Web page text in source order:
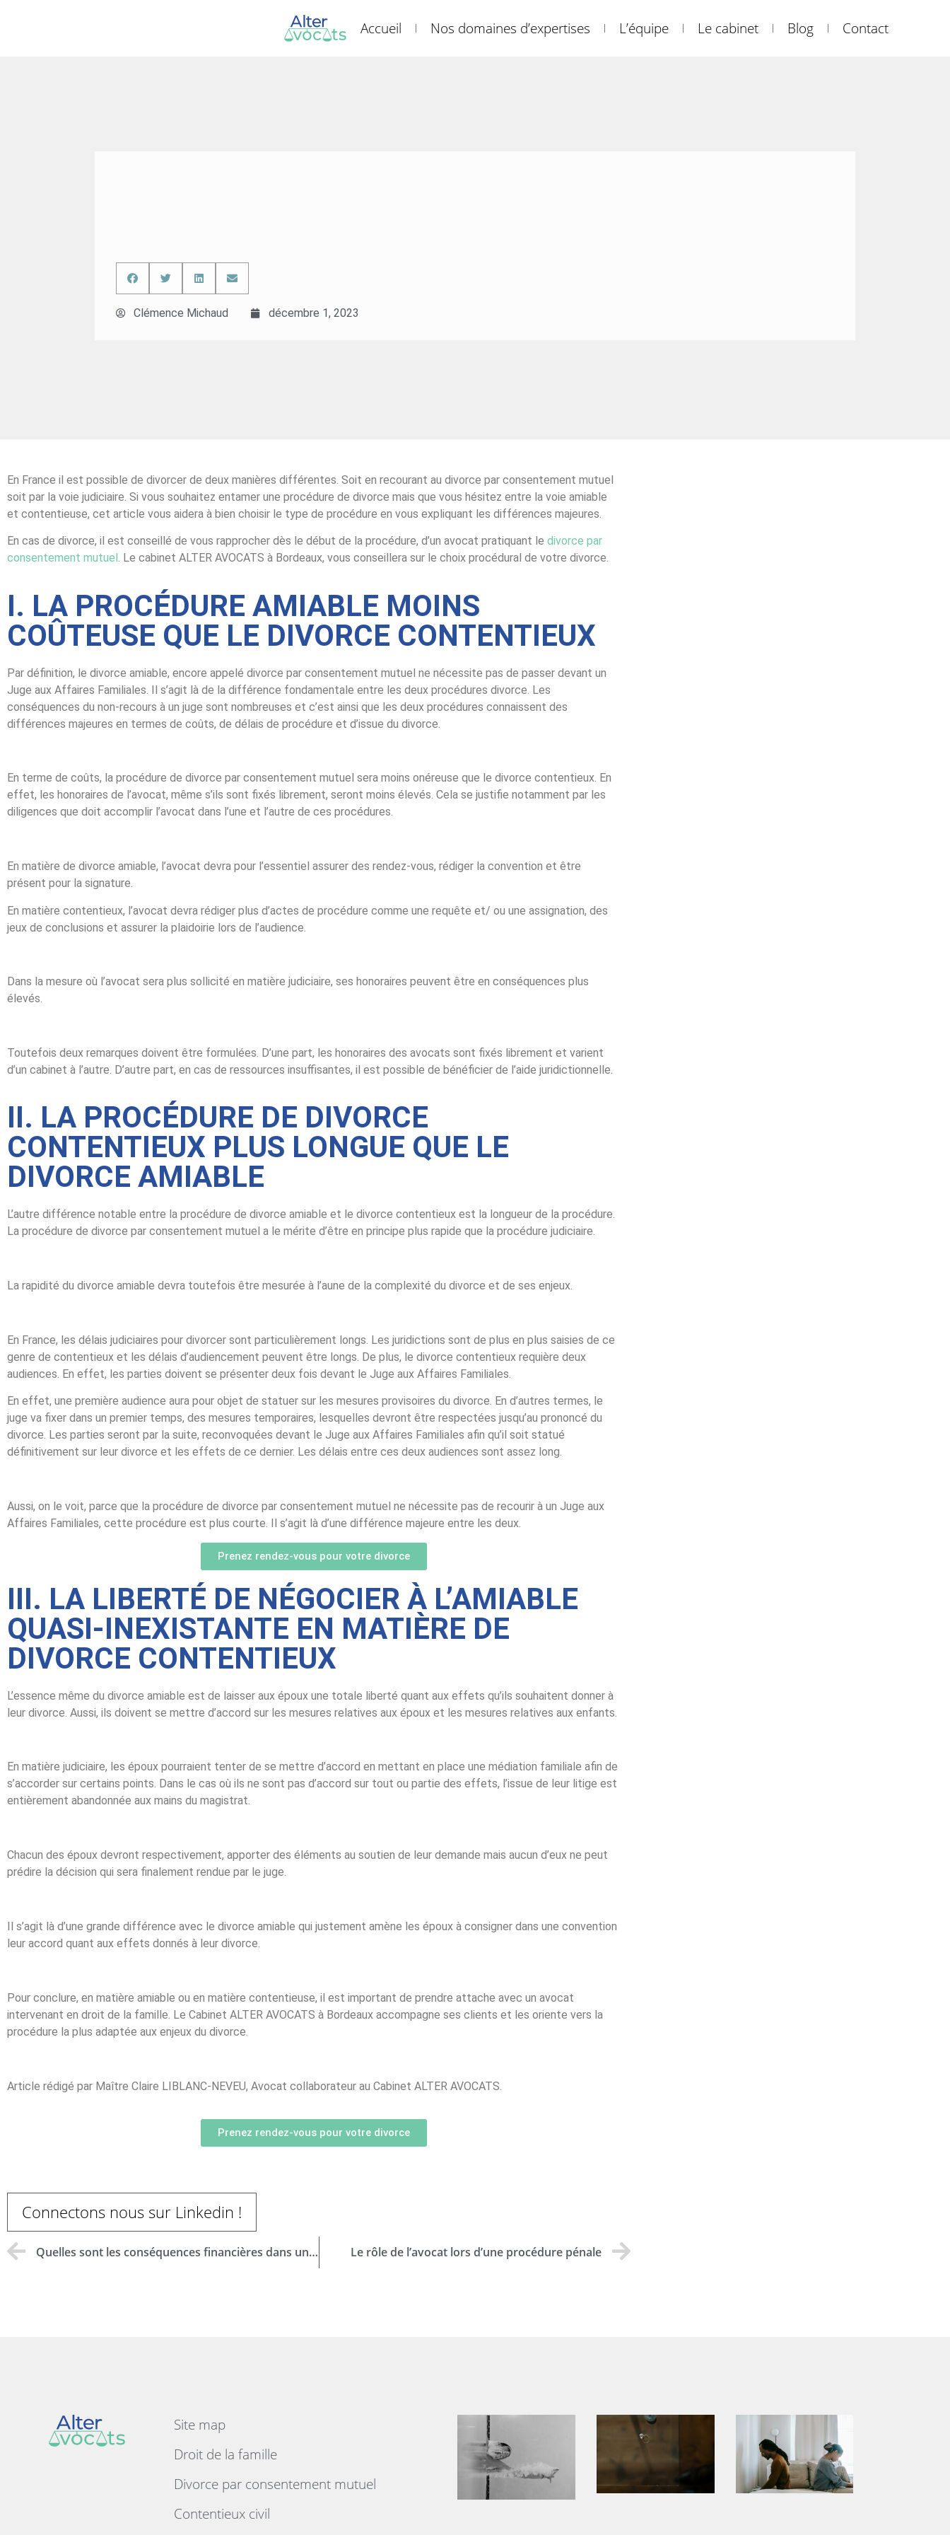
Accueil Nos domaines d’expertises L’équipe Le cabinet Blog Contact
Clémence Michaud décembre 1, 2023
En France il est possible de divorcer de deux manières différentes. Soit en recourant au divorce par consentement mutuel
soit par la voie judiciaire. Si vous souhaitez entamer une procédure de divorce mais que vous hésitez entre la voie amiable
et contentieuse, cet article vous aidera à bien choisir le type de procédure en vous expliquant les différences majeures.
En cas de divorce, il est conseillé de vous rapprocher dès le début de la procédure, d’un avocat pratiquant le divorce par
consentement mutuel . Le cabinet ALTER AVOCATS à Bordeaux, vous conseillera sur le choix procédural de votre divorce.
I. LA PROCÉDURE AMIABLE MOINS
COÛTEUSE QUE LE DIVORCE CONTENTIEUX
Par définition, le divorce amiable, encore appelé divorce par consentement mutuel ne nécessite pas de passer devant un
Juge aux Affaires Familiales. Il s’agit là de la différence fondamentale entre les deux procédures divorce. Les
conséquences du non-recours à un juge sont nombreuses et c’est ainsi que les deux procédures connaissent des
différences majeures en termes de coûts, de délais de procédure et d’issue du divorce.
En terme de coûts, la procédure de divorce par consentement mutuel sera moins onéreuse que le divorce contentieux. En
effet, les honoraires de l’avocat, même s’ils sont fixés librement, seront moins élevés. Cela se justifie notamment par les
diligences que doit accomplir l’avocat dans l’une et l’autre de ces procédures.
En matière de divorce amiable, l’avocat devra pour l’essentiel assurer des rendez-vous, rédiger la convention et être
présent pour la signature.
En matière contentieux, l’avocat devra rédiger plus d’actes de procédure comme une requête et/ ou une assignation, des
jeux de conclusions et assurer la plaidoirie lors de l’audience.
Dans la mesure où l’avocat sera plus sollicité en matière judiciaire, ses honoraires peuvent être en conséquences plus
élevés.
Toutefois deux remarques doivent être formulées. D’une part, les honoraires des avocats sont fixés librement et varient
d’un cabinet à l’autre. D’autre part, en cas de ressources insuffisantes, il est possible de bénéficier de l’aide juridictionnelle.
II. LA PROCÉDURE DE DIVORCE
CONTENTIEUX PLUS LONGUE QUE LE
DIVORCE AMIABLE
L’autre différence notable entre la procédure de divorce amiable et le divorce contentieux est la longueur de la procédure.
La procédure de divorce par consentement mutuel a le mérite d’être en principe plus rapide que la procédure judiciaire.
La rapidité du divorce amiable devra toutefois être mesurée à l’aune de la complexité du divorce et de ses enjeux.
En France, les délais judiciaires pour divorcer sont particulièrement longs. Les juridictions sont de plus en plus saisies de ce
genre de contentieux et les délais d’audiencement peuvent être longs. De plus, le divorce contentieux requière deux
audiences. En effet, les parties doivent se présenter deux fois devant le Juge aux Affaires Familiales.
En effet, une première audience aura pour objet de statuer sur les mesures provisoires du divorce. En d’autres termes, le
juge va fixer dans un premier temps, des mesures temporaires, lesquelles devront être respectées jusqu’au prononcé du
divorce. Les parties seront par la suite, reconvoquées devant le Juge aux Affaires Familiales afin qu’il soit statué
définitivement sur leur divorce et les effets de ce dernier. Les délais entre ces deux audiences sont assez long.
Aussi, on le voit, parce que la procédure de divorce par consentement mutuel ne nécessite pas de recourir à un Juge aux
Affaires Familiales, cette procédure est plus courte. Il s’agit là d’une différence majeure entre les deux.
Prenez rendez-vous pour votre divorce
III. LA LIBERTÉ DE NÉGOCIER À L’AMIABLE
QUASI-INEXISTANTE EN MATIÈRE DE
DIVORCE CONTENTIEUX
L’essence même du divorce amiable est de laisser aux époux une totale liberté quant aux effets qu’ils souhaitent donner à
leur divorce. Aussi, ils doivent se mettre d’accord sur les mesures relatives aux époux et les mesures relatives aux enfants.
En matière judiciaire, les époux pourraient tenter de se mettre d’accord en mettant en place une médiation familiale afin de
s’accorder sur certains points. Dans le cas où ils ne sont pas d’accord sur tout ou partie des effets, l’issue de leur litige est
entièrement abandonnée aux mains du magistrat.
Chacun des époux devront respectivement, apporter des éléments au soutien de leur demande mais aucun d’eux ne peut
prédire la décision qui sera finalement rendue par le juge.
Il s’agit là d’une grande différence avec le divorce amiable qui justement amène les époux à consigner dans une convention
leur accord quant aux effets donnés à leur divorce.
Pour conclure, en matière amiable ou en matière contentieuse, il est important de prendre attache avec un avocat
intervenant en droit de la famille. Le Cabinet ALTER AVOCATS à Bordeaux accompagne ses clients et les oriente vers la
procédure la plus adaptée aux enjeux du divorce.
Article rédigé par Maître Claire LIBLANC-NEVEU, Avocat collaborateur au Cabinet ALTER AVOCATS.
Prenez rendez-vous pour votre divorce
Connectons nous sur Linkedin !
Quelles sont les conséquences financières dans un divorce à l’amiable ? Le rôle de l’avocat lors d’une procédure pénale
Site map
Droit de la famille
Divorce par consentement mutuel
Contentieux civil